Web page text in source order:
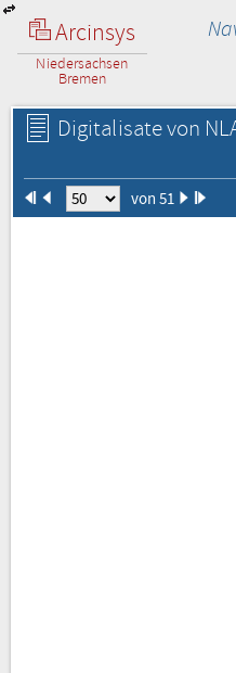
Arcinsys
Niedersachsen
Bremen
Digitalisate von
von 51